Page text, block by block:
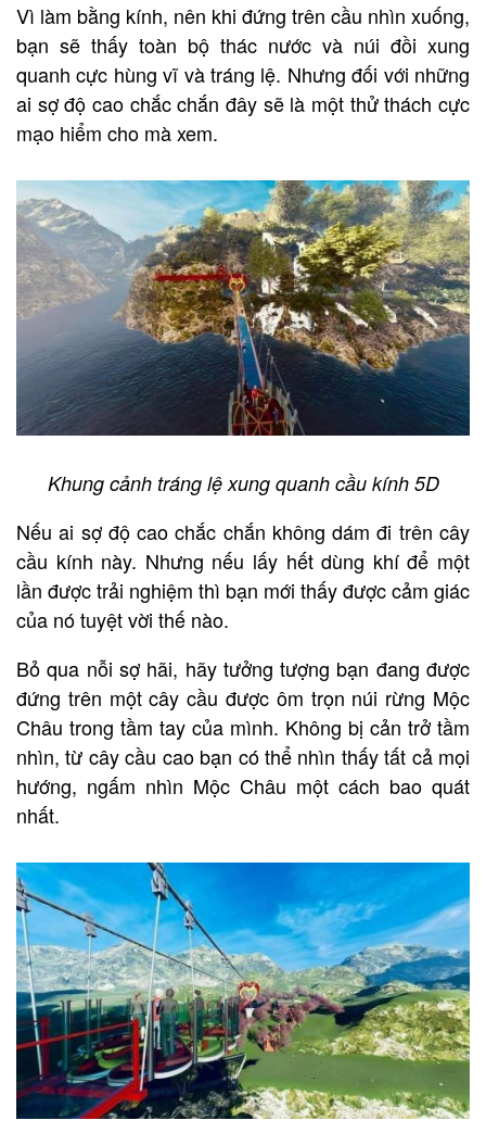
Vì làm bằng kính, nên khi đứng trên cầu nhìn xuống,
bạn sẽ thấy toàn bộ thác nước và núi đồi xung
quanh cực hùng vĩ và tráng lệ. Nhưng đối với những
ai sợ độ cao chắc chắn đây sẽ là một thử thách cực
mạo hiểm cho mà xem.
Khung cảnh tráng lệ xung quanh cầu kính 5D
Nếu ai sợ độ cao chắc chắn không dám đi trên cây
cầu kính này. Nhưng nếu lấy hết dùng khí để một
lần được trải nghiệm thì bạn mới thấy được cảm giác
của nó tuyệt vời thế nào.
Bỏ qua nỗi sợ hãi, hãy tưởng tượng bạn đang được
đứng trên một cây cầu được ôm trọn núi rừng Mộc
Châu trong tầm tay của mình. Không bị cản trở tầm
nhìn, từ cây cầu cao bạn có thể nhìn thấy tất cả mọi
hướng, ngấm nhìn Mộc Châu một cách bao quát
nhất.